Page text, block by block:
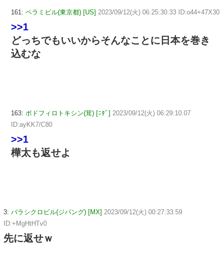
161: ペラミビル(東京都) [US] 2023/09/12(火) 06:25:30.33 ID:o44+47X30
>>1
どっちでもいいからそんなことに日本を巻き
込むな
163: ポドフィロトキシン(茸) [ﾆﾀﾞ] 2023/09/12(火) 06:29:10.07
ID:ayKK7/C80
>>1
樺太も返せよ
3: バラシクロビル(ジパング) [MX] 2023/09/12(火) 00:27:33.59
ID:+MgHtHTv0
先に返せｗ